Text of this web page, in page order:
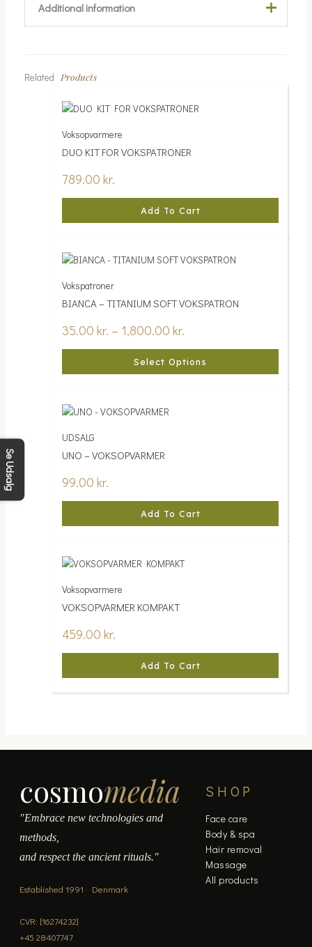
Additional information
Related Products
Voksopvarmere
DUO KIT FOR VOKSPATRONER
789.00kr.
Add To Cart
Vokspatroner
BIANCA – TITANIUM SOFT VOKSPATRON
35.00kr. – 1,800.00kr.
range:
1,800.00 kr.
Select Options
product
multiple
variants.
options
may
the
page
UDSALG
UNO – VOKSOPVARMER
99.00kr.
Add To Cart
Voksopvarmere
VOKSOPVARMER KOMPAKT
459.00kr.
Add To Cart
cosmomedia
"Embrace new technologies and
methods,
and respect the ancient rituals."
Established 1991 · Denmark
CVR: [16274232]
+45 28407747
SHOP
Face care
Body & spa
Hair removal
Massage
All products
Se Udsalg